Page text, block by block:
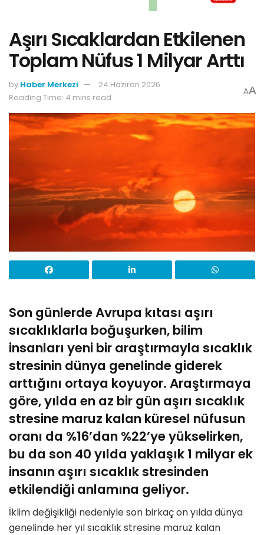
Aşırı Sıcaklardan Etkilenen
Toplam Nüfus 1 Milyar Arttı
by Haber Merkezi
24 Haziran 2026
Reading Time: 4 mins read
AA
Son günlerde Avrupa kıtası aşırı
sıcaklıklarla boğuşurken, bilim
insanları yeni bir araştırmayla sıcaklık
stresinin dünya genelinde giderek
arttığını ortaya koyuyor. Araştırmaya
göre, yılda en az bir gün aşırı sıcaklık
stresine maruz kalan küresel nüfusun
oranı da %16’dan %22’ye yükselirken,
bu da son 40 yılda yaklaşık 1 milyar ek
insanın aşırı sıcaklık stresinden
etkilendiği anlamına geliyor.
İklim değişikliği nedeniyle son birkaç on yılda dünya
genelinde her yıl sıcaklık stresine maruz kalan